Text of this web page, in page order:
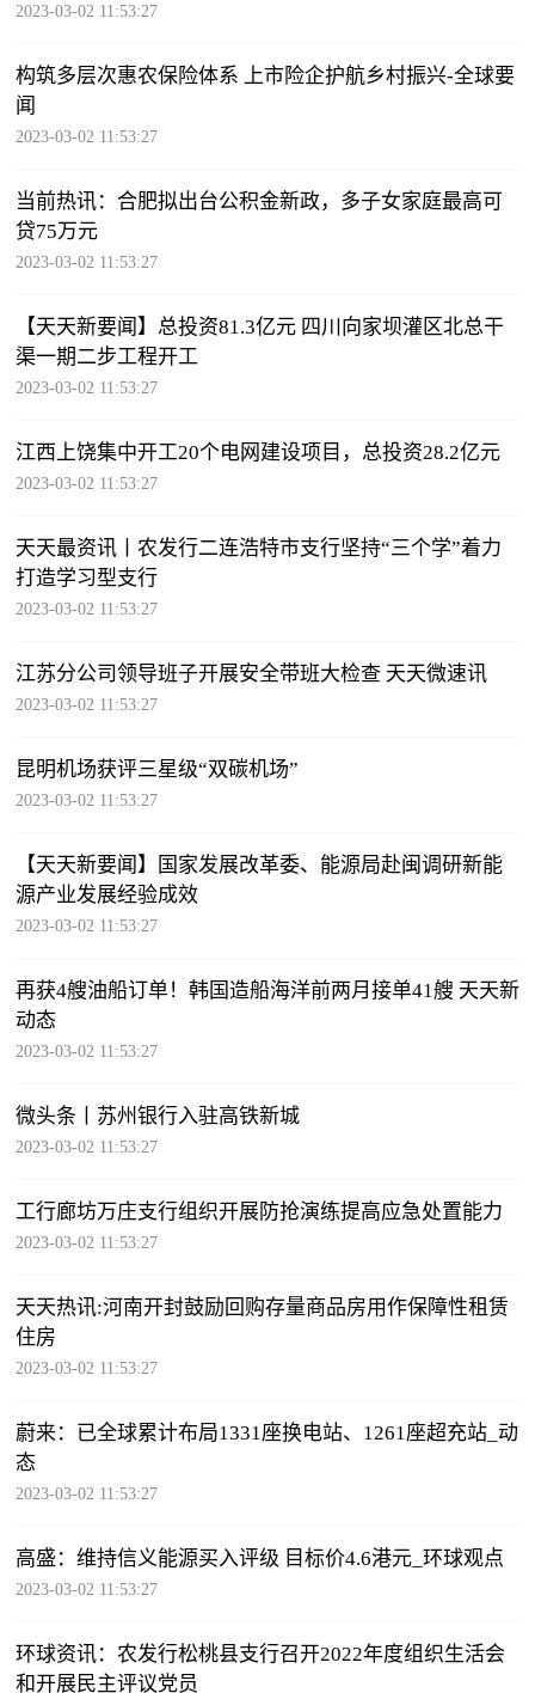
2023-03-02 11:53:27
构筑多层次惠农保险体系 上市险企护航乡村振兴-全球要
闻
2023-03-02 11:53:27
当前热讯：合肥拟出台公积金新政，多子女家庭最高可
贷75万元
2023-03-02 11:53:27
【天天新要闻】总投资81.3亿元 四川向家坝灌区北总干
渠一期二步工程开工
2023-03-02 11:53:27
江西上饶集中开工20个电网建设项目，总投资28.2亿元
2023-03-02 11:53:27
天天最资讯丨农发行二连浩特市支行坚持“三个学”着力
打造学习型支行
2023-03-02 11:53:27
江苏分公司领导班子开展安全带班大检查 天天微速讯
2023-03-02 11:53:27
昆明机场获评三星级“双碳机场”
2023-03-02 11:53:27
【天天新要闻】国家发展改革委、能源局赴闽调研新能
源产业发展经验成效
2023-03-02 11:53:27
再获4艘油船订单！韩国造船海洋前两月接单41艘 天天新
动态
2023-03-02 11:53:27
微头条丨苏州银行入驻高铁新城
2023-03-02 11:53:27
工行廊坊万庄支行组织开展防抢演练提高应急处置能力
2023-03-02 11:53:27
天天热讯:河南开封鼓励回购存量商品房用作保障性租赁
住房
2023-03-02 11:53:27
蔚来：已全球累计布局1331座换电站、1261座超充站_动
态
2023-03-02 11:53:27
高盛：维持信义能源买入评级 目标价4.6港元_环球观点
2023-03-02 11:53:27
环球资讯：农发行松桃县支行召开2022年度组织生活会
和开展民主评议党员